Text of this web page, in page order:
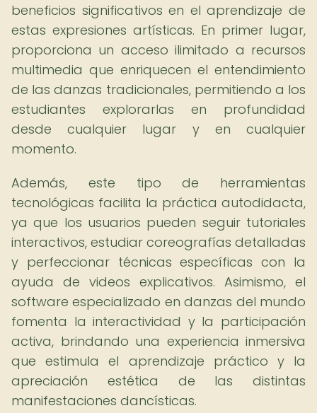
beneficios significativos en el aprendizaje de
estas expresiones artísticas. En primer lugar,
proporciona un acceso ilimitado a recursos
multimedia que enriquecen el entendimiento
de las danzas tradicionales, permitiendo a los
estudiantes explorarlas en profundidad
desde cualquier lugar y en cualquier
momento.
Además, este tipo de herramientas
tecnológicas facilita la práctica autodidacta,
ya que los usuarios pueden seguir tutoriales
interactivos, estudiar coreografías detalladas
y perfeccionar técnicas específicas con la
ayuda de videos explicativos. Asimismo, el
software especializado en danzas del mundo
fomenta la interactividad y la participación
activa, brindando una experiencia inmersiva
que estimula el aprendizaje práctico y la
apreciación estética de las distintas
manifestaciones dancísticas.